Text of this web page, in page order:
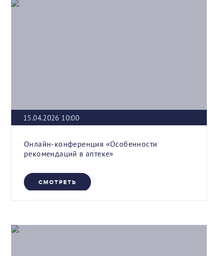
15.04.2026 10:00
Онлайн-конференция «Особенности
рекомендаций в аптеке»
СМОТРЕТЬ